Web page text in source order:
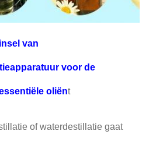
van
voor de
oliënt
of waterdestillatie gaat